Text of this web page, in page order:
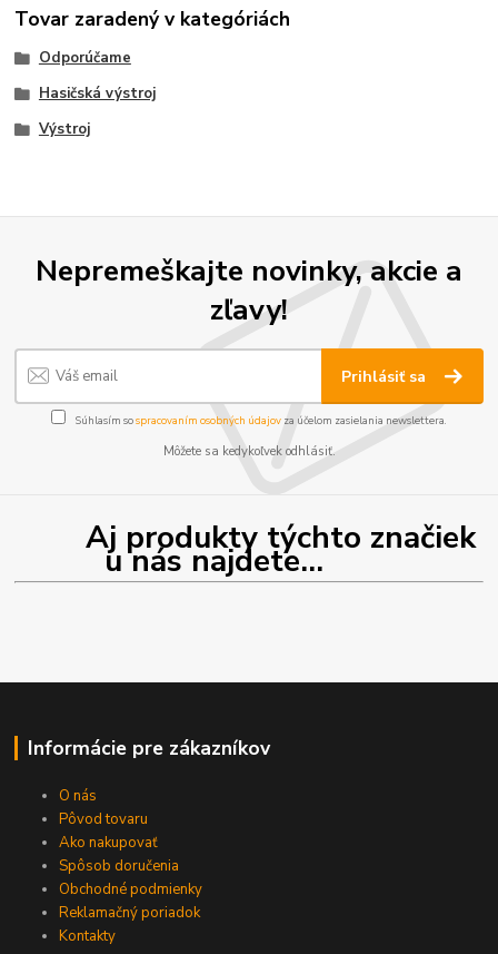
Tovar zaradený v kategóriách
Odporúčame
Hasičská výstroj
Výstroj
Nepremeškajte novinky, akcie a
zľavy!
Prihlásiť sa
Súhlasím sospracovaním osobných údajov za účelom zasielania newslettera.
Môžete sa kedykoľvek odhlásiť.
Aj produkty týchto značiek
u nás najdete...
Informácie pre zákazníkov
O nás
Pôvod tovaru
Ako nakupovať
Spôsob doručenia
Obchodné podmienky
Reklamačný poriadok
Kontakty